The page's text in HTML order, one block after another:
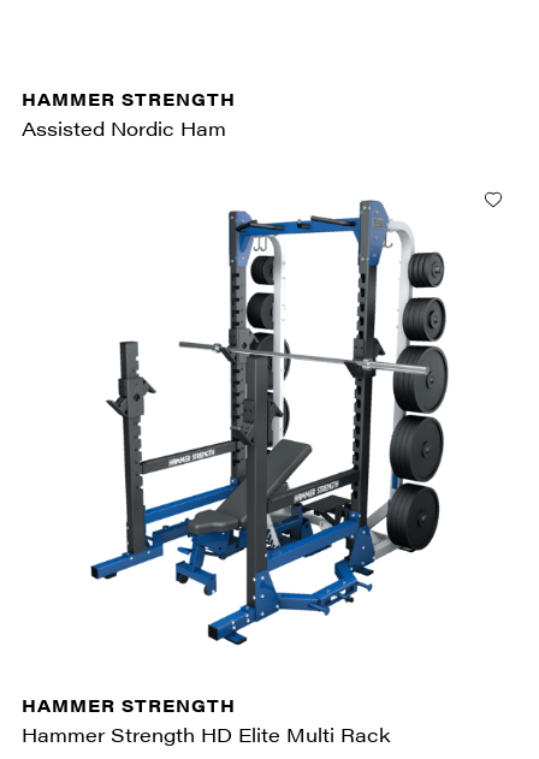
HAMMER STRENGTH
Assisted Nordic Ham
HAMMER STRENGTH
Hammer Strength HD Elite Multi Rack